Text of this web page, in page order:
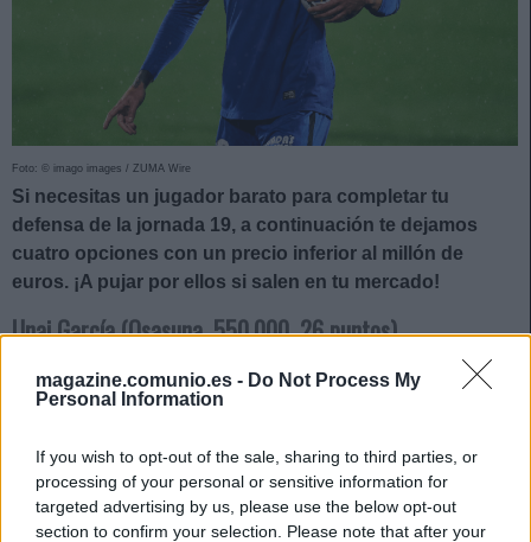
magazine.comunio.es - Do Not Process My
Personal Information
If you wish to opt-out of the sale, sharing to third parties, or
processing of your personal or sensitive information for
targeted advertising by us, please use the below opt-out
section to confirm your selection. Please note that after your
Foto: © imago images / ZUMA Wire
Si necesitas un jugador barato para completar tu
defensa de la jornada 19, a continuación te dejamos
cuatro opciones con un precio inferior al millón de
euros. ¡A pujar por ellos si salen en tu mercado!
Unai García (Osasuna, 550.000, 26 puntos)
Con David García de baja por sanción, Arrasate tendrá que
tirar de Unai García para acompañar a Aridane Hernández
de 3,25 puntos y puede ser un buen parche si está en tu
mercado y necesitas fichar un defensa para completar tu
equipo de la jornada 19.